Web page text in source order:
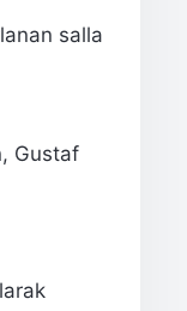
salla
Gustaf